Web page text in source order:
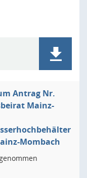
Antrag Nr.
Mainz-
Mombach